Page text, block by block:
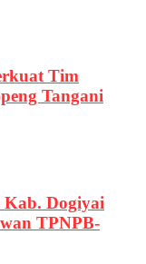
Tim
Tangani
Dogiyai
TPNPB-